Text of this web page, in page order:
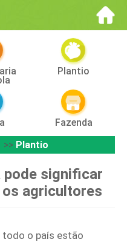
Plantio
Fazenda
>> Plantio
pode significar
agricultores
todo o país estão